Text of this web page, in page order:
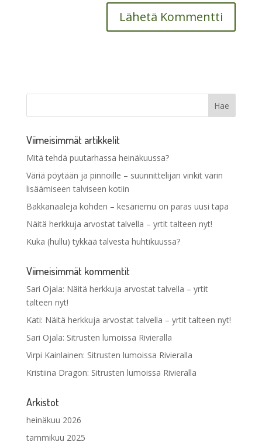
Viimeisimmät artikkelit
Mitä tehdä puutarhassa heinäkuussa?
Väriä pöytään ja pinnoille – suunnittelijan vinkit värin
lisäämiseen talviseen kotiin
Bakkanaaleja kohden – kesäriemu on paras uusi tapa
Näitä herkkuja arvostat talvella – yrtit talteen nyt!
Kuka (hullu) tykkää talvesta huhtikuussa?
Viimeisimmät kommentit
Sari Ojala: Näitä herkkuja arvostat talvella – yrtit
talteen nyt!
Kati: Näitä herkkuja arvostat talvella – yrtit talteen nyt!
Sari Ojala: Sitrusten lumoissa Rivieralla
Virpi Kainlainen: Sitrusten lumoissa Rivieralla
Kristiina Dragon: Sitrusten lumoissa Rivieralla
Arkistot
heinäkuu 2026
tammikuu 2025